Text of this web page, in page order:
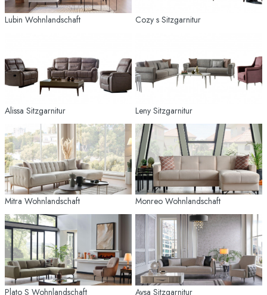
Lubin Wohnlandschaft Cozy s Sitzgarnitur
Alissa Sitzgarnitur Leny Sitzgarnitur
Mitra Wohnlandschaft Monreo Wohnlandschaft
Plato S Wohnlandschaft Aysa Sitzgarnitur